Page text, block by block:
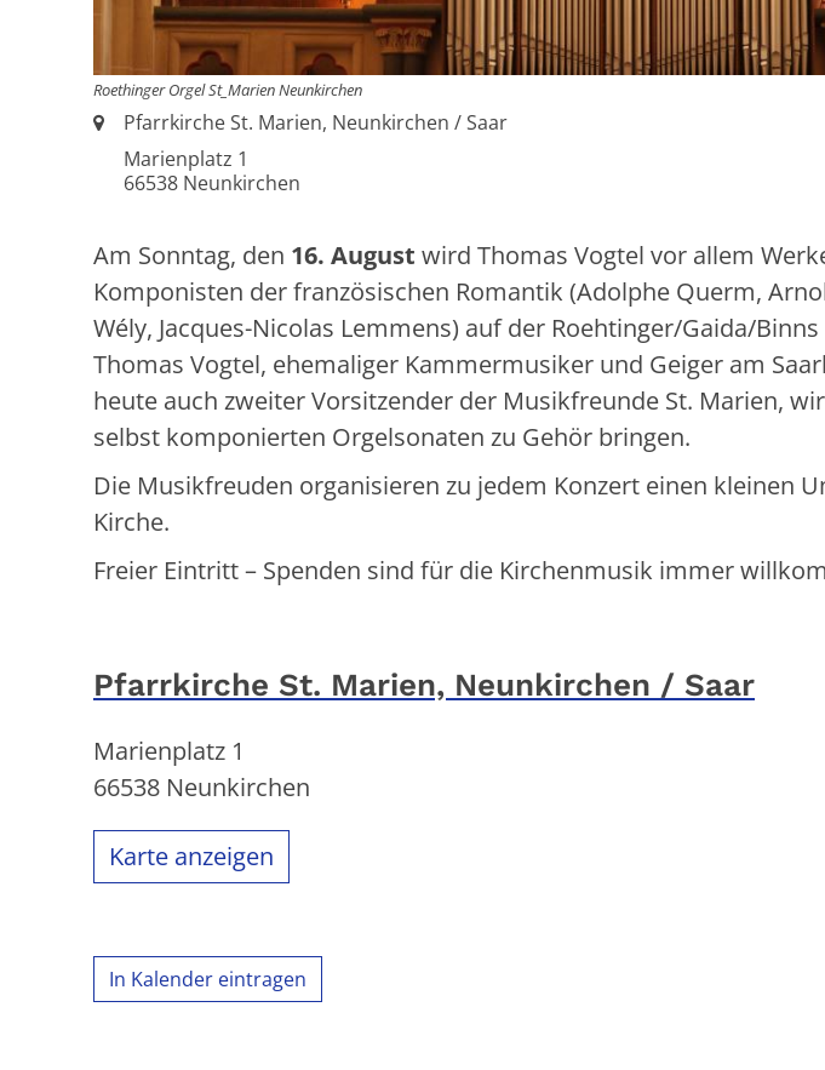
Roethinger Orgel St_Marien Neunkirchen
Ort:Pfarrkirche St. Marien, Neunkirchen / Saar
Marienplatz 1
66538 Neunkirchen
Am Sonntag, den 16. August wird Thomas Vogtel vor allem
Komponisten der französischen Romantik (Adolphe Querm,
Wély, Jacques-Nicolas Lemmens) auf der Roehtinger/Gaida/
Thomas Vogtel, ehemaliger Kammermusiker und Geiger am
heute auch zweiter Vorsitzender der Musikfreunde St. Marien,
selbst komponierten Orgelsonaten zu Gehör bringen.
Die Musikfreuden organisieren zu jedem Konzert einen kleinen
Kirche.
Freier Eintritt – Spenden sind für die Kirchenmusik immer
Pfarrkirche St. Marien, Neunkirchen / Saar
Marienplatz 1
66538 Neunkirchen
Karte anzeigen
In Kalender eintragen